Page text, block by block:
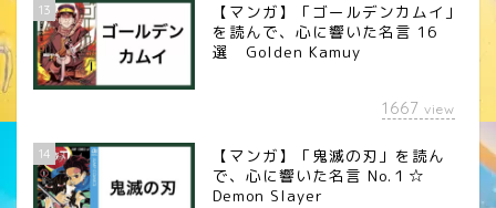
13
【マンガ】「ゴールデンカムイ」
を読んで、心に響いた名言 16
選 Golden Kamuy
1667 view
14
【マンガ】「鬼滅の刃」を読ん
で、心に響いた名言 No.１☆
Demon Slayer